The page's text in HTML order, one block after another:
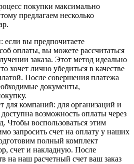
покупки максимально
предлагаем несколько
: если вы предпочитаете
оплаты, вы можете рассчитаться
заказа. Этот метод идеально
хочет лично убедиться в качестве
После совершения платежа
документы,
для компаний: для организаций и
возможность оплаты через
Чтобы воспользоваться этим
запросить счет на оплату у наших
полный комплект
счет и накладную. После
на наш расчетный счет ваш заказ